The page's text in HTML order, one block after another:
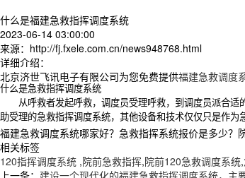
什么是福建急救指挥调度系统
2023-06-14 03:00:00
来源：http://fj.fxele.com.cn/news948768.html
详细介绍：
北京济世飞讯电子有限公司为您免费提供福建急救调度
什么是急救指挥调度系统
从呼救者发起呼救，调度员受理呼救，到调度员派合适
助受理的急救指挥调度系统，其他设备和技术仅仅只是作
福建急救调度系统哪家好？急救指挥系统报价是多少
相关标签
120指挥调度系统 ,院前急救指挥,院前120急救调度系统,